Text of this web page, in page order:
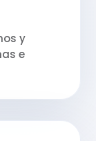
y
e